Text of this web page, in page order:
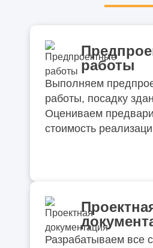
работы
Выполняем
работы, посадку
Оцениваем
стоимость
Разрабатываем все